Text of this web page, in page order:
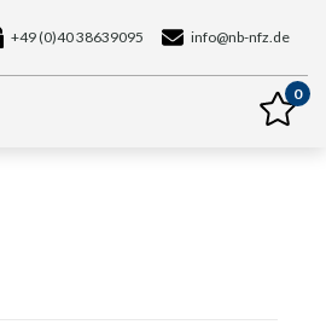
+49 (0)40 38639095 info@nb-nfz.de
0